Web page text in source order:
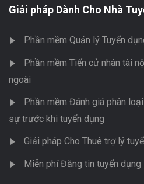
Giải pháp Dành Cho Nhà
Phần mềm Quản lý Tuyển
Phần mềm Tiến cử nhân tài
ngoài
Phần mềm Đánh giá phân
sự trước khi tuyển dụng
Giải pháp Cho Thuê trợ lý
Miễn phí Đăng tin tuyển dụng